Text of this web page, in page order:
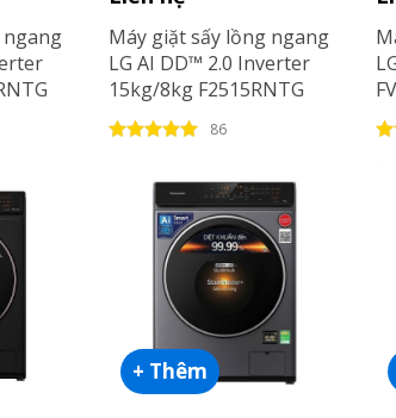
ngang
Máy giặt sấy lồng ngang
LG AI DD™ 2.0 Inverter
15kg/8kg F2515RNTG
86
+ Thêm